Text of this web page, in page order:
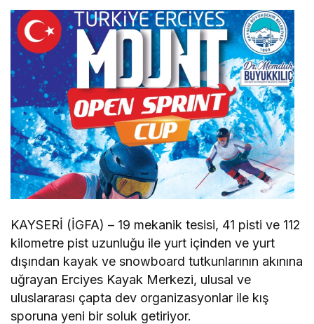
KAYSERİ (İGFA) – 19 mekanik tesisi, 41 pisti ve 112
kilometre pist uzunluğu ile yurt içinden ve yurt
dışından kayak ve snowboard tutkunlarının akınına
uğrayan Erciyes Kayak Merkezi, ulusal ve
uluslararası çapta dev organizasyonlar ile kış
sporuna yeni bir soluk getiriyor.